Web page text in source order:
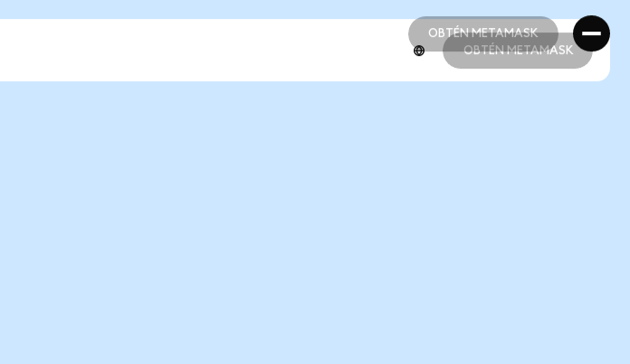
OBTÉN METAMASK
OBTÉN METAMASK
OBTÉN METAMASK